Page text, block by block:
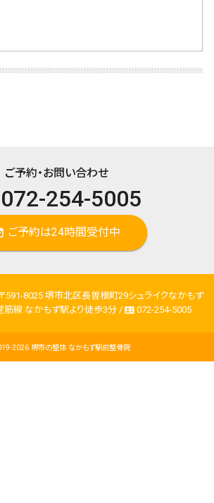
ご予約・お問い合わせ
072-254-5005
ご予約は24時間受付中
591-8025 堺市北区長曽根町29シュライクなかもず
筋線 なかもず駅より徒歩3分 / contact_phone 072-254-5005
2026 堺市の整体 なかもず駅前整骨院